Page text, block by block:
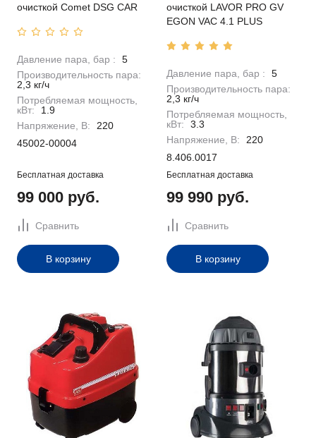
очисткой Comet DSG CAR
Давление пара, бар :
5
Производительность пара:
2,3 кг/ч
Потребляемая мощность,
кВт:
1.9
Напряжение, В:
220
45002-00004
Бесплатная доставка
99 000 руб.
Сравнить
В корзину
очисткой LAVOR PRO GV
EGON VAC 4.1 PLUS
Давление пара, бар :
5
Производительность пара:
2,3 кг/ч
Потребляемая мощность,
кВт:
3.3
Напряжение, В:
220
8.406.0017
Бесплатная доставка
99 990 руб.
Сравнить
В корзину